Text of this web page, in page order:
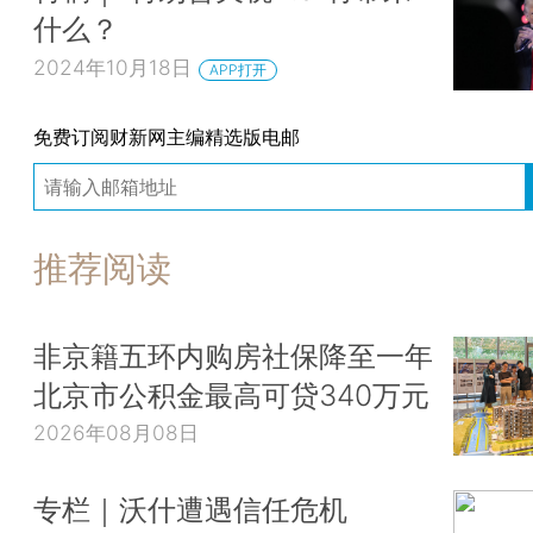
什么？
2024年10月18日 APP打开
免费订阅财新网主编精选版电邮
推荐阅读
非京籍五环内购房社保降至一年
北京市公积金最高可贷340万元
2026年08月08日
专栏｜沃什遭遇信任危机